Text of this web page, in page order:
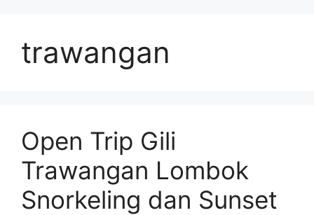
trawangan
Open Trip Gili
Trawangan Lombok
Snorkeling dan Sunset